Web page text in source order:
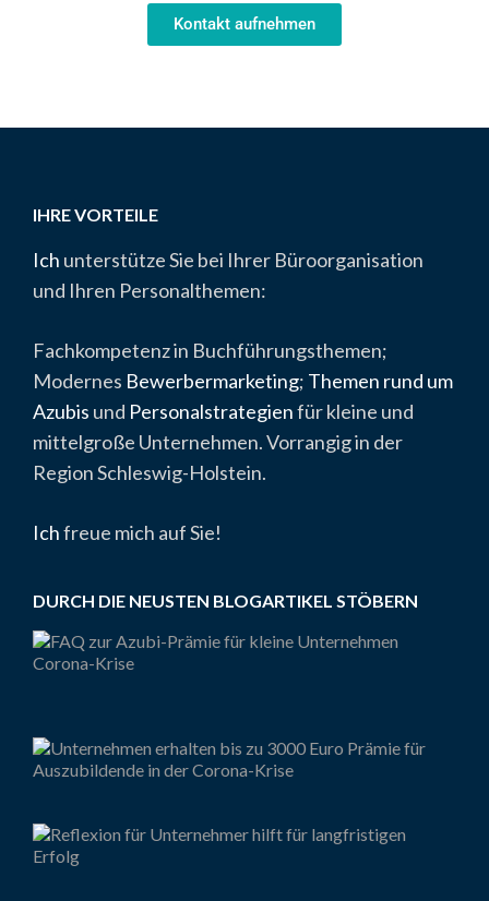
Kontakt aufnehmen
IHRE VORTEILE
Ich unterstütze Sie bei Ihrer Büroorganisation
und Ihren Personalthemen:
Fachkompetenz in Buchführungsthemen;
Modernes Bewerbermarketing; Themen rund um
Azubis und Personalstrategienfür kleine und
mittelgroße Unternehmen. Vorrangig in der
Region Schleswig-Holstein.
Ichfreue mich auf Sie!
DURCH DIE NEUSTEN BLOGARTIKEL STÖBERN